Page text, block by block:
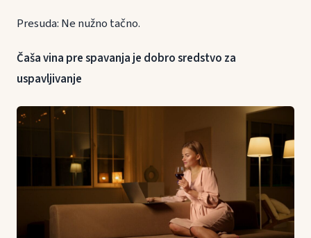
Presuda: Ne nužno tačno.
Čaša vina pre spavanja je dobro sredstvo za
uspavljivanje